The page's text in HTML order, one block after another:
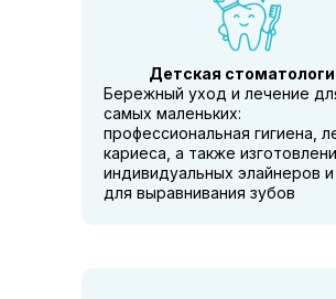
Детская
Бережный уход и лечение
самых маленьких:
профессиональная гигиена,
кариеса, а также
индивидуальных элайнеров и
для выравнивания зубов